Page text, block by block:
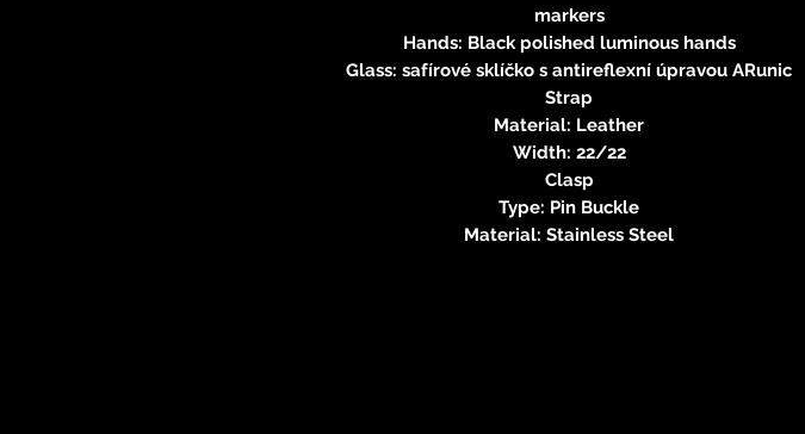
markers
Hands: Black polished luminous hands
Glass: safírové sklíčko s antireflexní úpravou ARunic
Strap
Material: Leather
Width: 22/22
Clasp
Type: Pin Buckle
Material: Stainless Steel